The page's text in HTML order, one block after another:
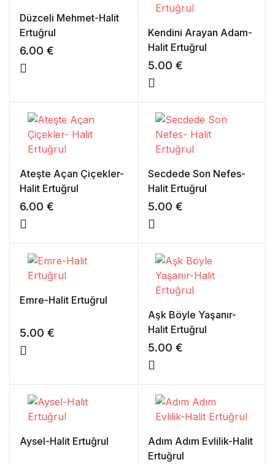
Düzceli Mehmet-Halit
Ertuğrul
6.00 €
Kendini Arayan Adam-
Halit Ertuğrul
5.00 €
Ateşte Açan Çiçekler-
Halit Ertuğrul
6.00 €
Secdede Son Nefes-
Halit Ertuğrul
5.00 €
Emre-Halit Ertuğrul
5.00 €
Aşk Böyle Yaşanır-
Halit Ertuğrul
5.00 €
Aysel-Halit Ertuğrul
Adım Adım Evlilik-Halit
Ertuğrul